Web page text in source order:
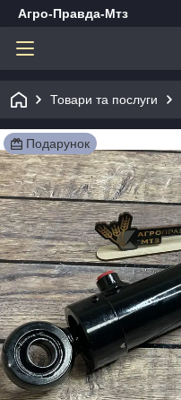
Агро-Правда-Мтз
Товари та послуги
Подарунок